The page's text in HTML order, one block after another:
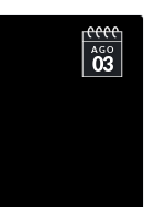
AGO
03